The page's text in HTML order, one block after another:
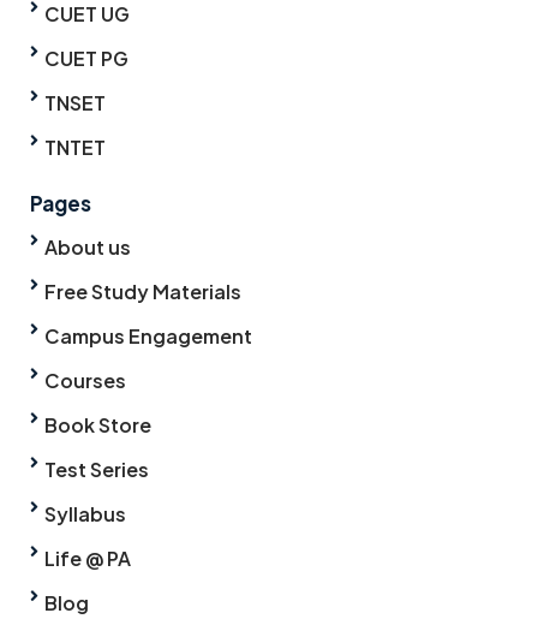
CUET UG
CUET PG
TNSET
TNTET
Pages
About us
Free Study Materials
Campus Engagement
Courses
Book Store
Test Series
Syllabus
Life @ PA
Blog